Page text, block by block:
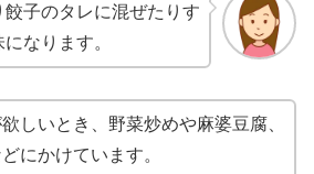
子のタレに混ぜたりす
なります。
しいとき、野菜炒めや麻婆豆腐、
にかけています。